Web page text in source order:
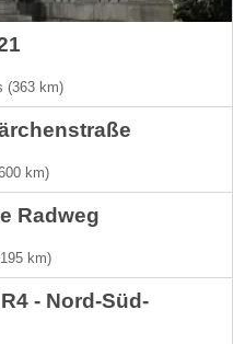
(363 km)
km)
Radweg
km)
- Nord-Süd-